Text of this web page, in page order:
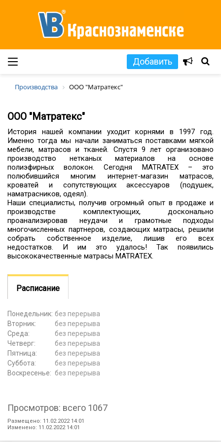
Добавить
Производства ООО "Матратекс"
ООО "Матратекс"
История нашей компании уходит корнями в 1997 год.
Именно тогда мы начали заниматься поставками мягкой
мебели, матрасов и тканей. Спустя 9 лет организовано
производство нетканых материалов на основе
полиэфирных волокон. Сегодня MATRATEX – это
полюбившийся многим интернет-магазин матрасов,
кроватей и сопутствующих аксессуаров (подушек,
наматрасников, одеял).
Наши специалисты, получив огромный опыт в продаже и
производстве комплектующих, досконально
проанализировав неудачи и грамотные подходы
многочисленных партнеров, создающих матрасы, решили
собрать собственное изделие, лишив его всех
недостатков. И им это удалось! Так появились
высококачественные матрасы MATRATEX.
Расписание
Понедельник:
Вторник:
Среда:
Четверг:
Пятница:
Суббота:
Воскресенье:
без перерыва
без перерыва
без перерыва
без перерыва
без перерыва
без перерыва
без перерыва
Просмотров: всего 1067
Размещено: 11.02.2022 14:01
Изменено: 11.02.2022 14:01